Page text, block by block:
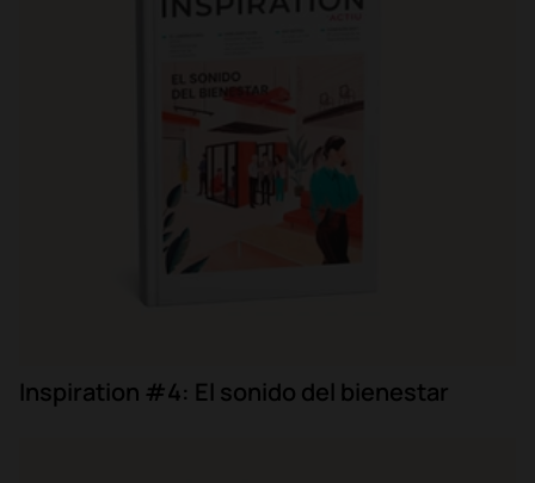
Inspiration #4: El sonido del bienestar